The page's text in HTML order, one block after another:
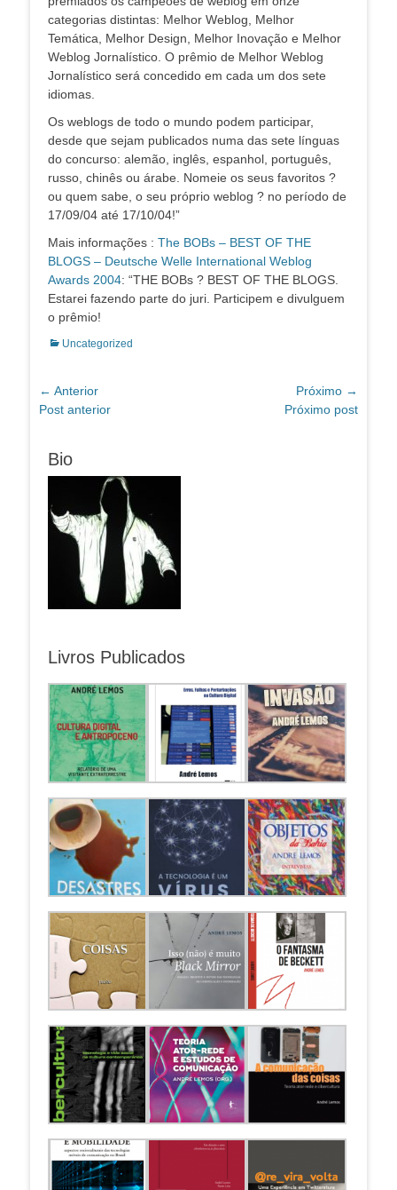
categorias distintas: Melhor Weblog, Melhor
Temática, Melhor Design, Melhor Inovação e Melhor
Weblog Jornalístico. O prêmio de Melhor Weblog
Jornalístico será concedido em cada um dos sete
idiomas.
Os weblogs de todo o mundo podem participar,
desde que sejam publicados numa das sete línguas
do concurso: alemão, inglês, espanhol, português,
russo, chinês ou árabe. Nomeie os seus favoritos ?
ou quem sabe, o seu próprio weblog ? no período de
17/09/04 até 17/10/04!”
Mais informações : The BOBs – BEST OF THE
BLOGS – Deutsche Welle International Weblog
Awards 2004: “THE BOBs ? BEST OF THE BLOGS.
Estarei fazendo parte do juri. Participem e divulguem
o prêmio!
Categorias:
Uncategorized
Navegação
de
← Anterior
Post
Post anterior
Próximo →
Próximo post
Bio
Livros Publicados